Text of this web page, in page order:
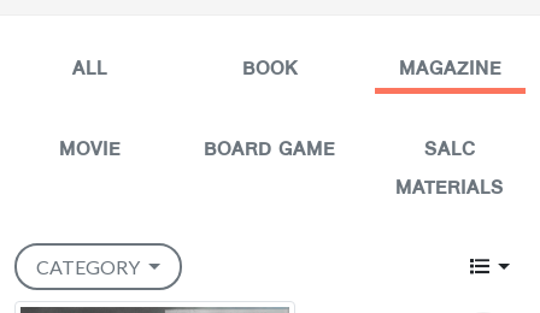
ALL BOOK MAGAZINE
MOVIE BOARD GAME
SALC
MATERIALS
CATEGORY